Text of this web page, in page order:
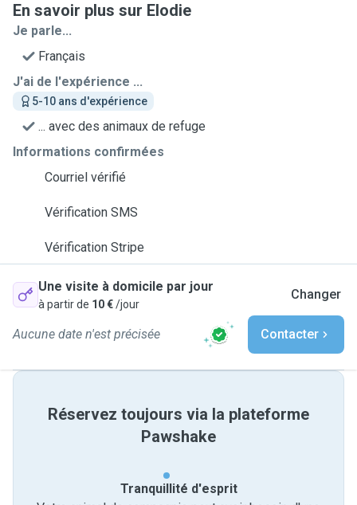
En savoir plus sur Elodie
Je parle...
Français
J'ai de l'expérience ...
5-10 ans d'expérience
... avec des animaux de refuge
Informations confirmées
Courriel vérifié
Vérification SMS
Vérification Stripe
Une visite à domicile par jour
à partir de 10 €/jour
Changer
Aucune date n'est précisée Contacter
Réservez toujours via la plateforme
Pawshake
Tranquillité d'esprit